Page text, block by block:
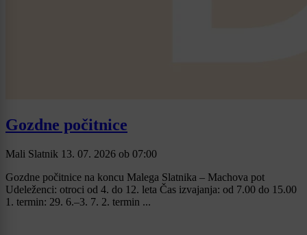
Gozdne počitnice
Mali Slatnik 13. 07. 2026 ob 07:00
Gozdne počitnice na koncu Malega Slatnika – Machova pot
Udeleženci: otroci od 4. do 12. leta Čas izvajanja: od 7.00 do 15.00
1. termin: 29. 6.–3. 7. 2. termin ...